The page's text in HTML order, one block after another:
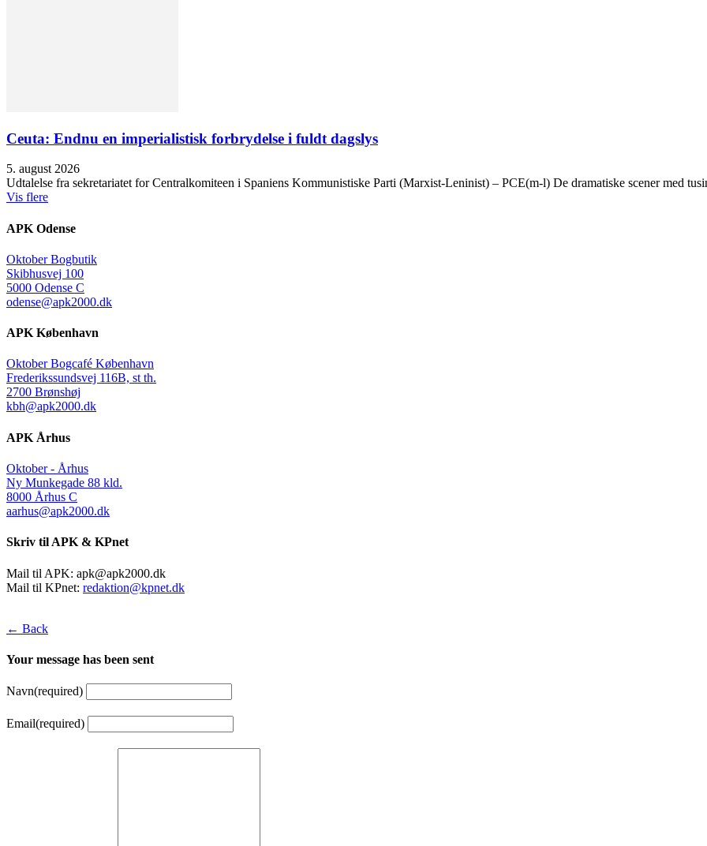
Ceuta: Endnu en imperialistisk forbrydelse i fuldt dagslys
5. august 2026
Udtalelse fra sekretariatet for Centralkomiteen i Spaniens Kommunistiske Parti (Marxist-Leninist) – PCE(m-l) De dramatiske scener med
Vis flere
APK Odense
Oktober Bogbutik
Skibhusvej 100
5000 Odense C
odense@apk2000.dk
APK København
Oktober Bogcafé København
Frederikssundsvej 116B, st th.
2700 Brønshøj
kbh@apk2000.dk
APK Århus
Oktober - Århus
Ny Munkegade 88 kld.
8000 Århus C
aarhus@apk2000.dk
Skriv til APK & KPnet
Mail til APK: apk@apk2000.dk
Mail til KPnet: redaktion@kpnet.dk
← Back
Your message has been sent
Navn(required)
Email(required)